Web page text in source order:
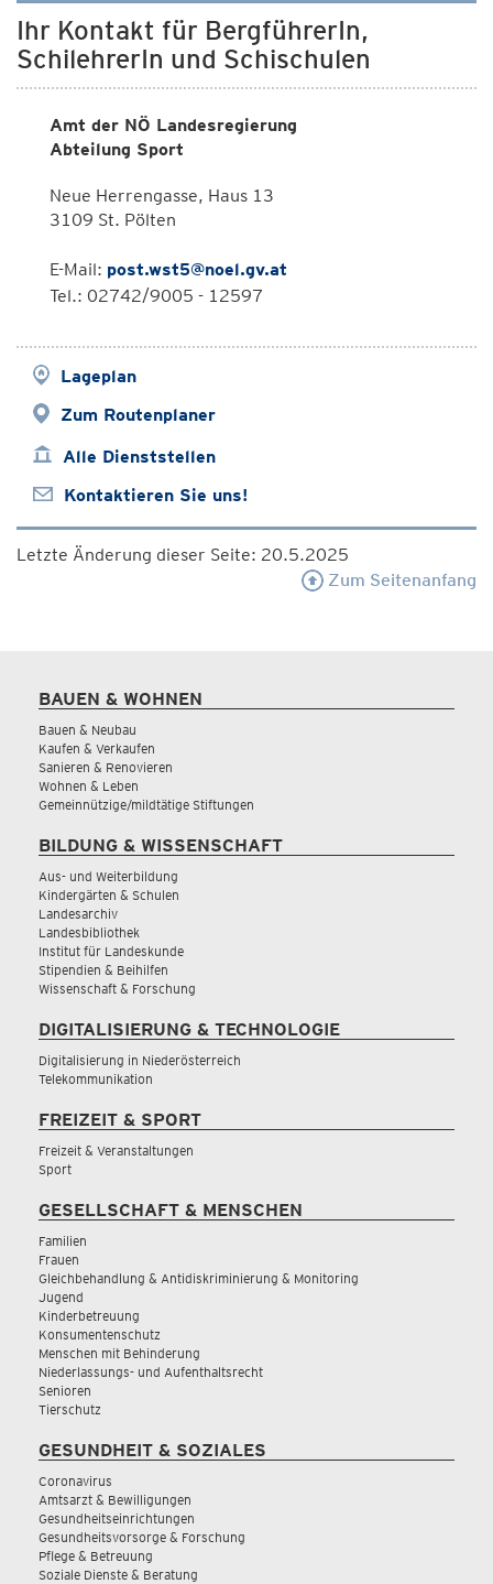
Ihr Kontakt für BergführerIn,
SchilehrerIn und Schischulen
Amt der NÖ Landesregierung
Abteilung Sport
Neue Herrengasse, Haus 13
3109 St. Pölten
E-Mail: post.wst5@noel.gv.at
Tel.: 02742/9005 - 12597
Lageplan
Zum Routenplaner
Alle Dienststellen
Kontaktieren Sie uns!
Letzte Änderung dieser Seite: 20.5.2025
Zum Seitenanfang
BAUEN & WOHNEN
Bauen & Neubau
Kaufen & Verkaufen
Sanieren & Renovieren
Wohnen & Leben
Gemeinnützige/mildtätige Stiftungen
BILDUNG & WISSENSCHAFT
Aus- und Weiterbildung
Kindergärten & Schulen
Landesarchiv
Landesbibliothek
Institut für Landeskunde
Stipendien & Beihilfen
Wissenschaft & Forschung
DIGITALISIERUNG & TECHNOLOGIE
Digitalisierung in Niederösterreich
Telekommunikation
FREIZEIT & SPORT
Freizeit & Veranstaltungen
Sport
GESELLSCHAFT & MENSCHEN
Familien
Frauen
Gleichbehandlung & Antidiskriminierung & Monitoring
Jugend
Kinderbetreuung
Konsumentenschutz
Menschen mit Behinderung
Niederlassungs- und Aufenthaltsrecht
Senioren
Tierschutz
GESUNDHEIT & SOZIALES
Coronavirus
Amtsarzt & Bewilligungen
Gesundheitseinrichtungen
Gesundheitsvorsorge & Forschung
Pflege & Betreuung
Soziale Dienste & Beratung